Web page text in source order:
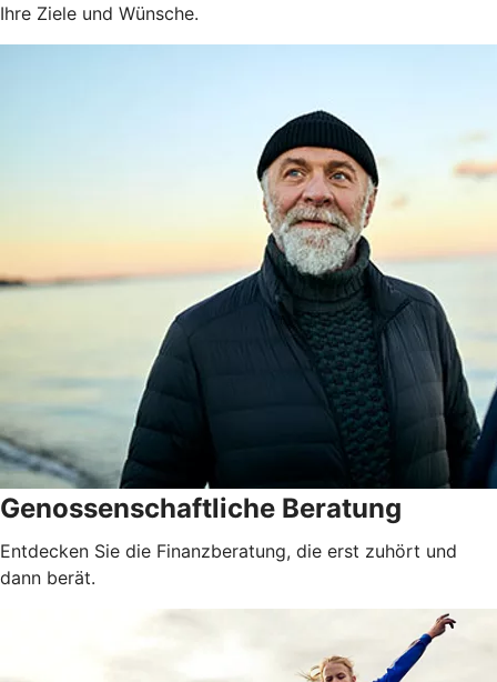
Ihre Ziele und Wünsche.
Genossenschaftliche Beratung
Entdecken Sie die Finanzberatung, die erst zuhört und
dann berät.